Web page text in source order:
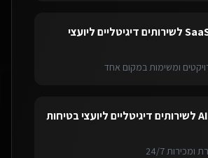
לשירותים דיגיטליים ליועצי
ומשימות במקום אחד
לשירותים דיגיטליים ליועצי בטיחות
24/7